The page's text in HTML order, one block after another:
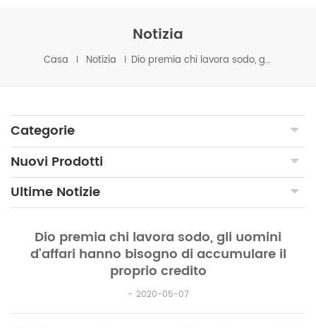
Notizia
Casa Notizia Dio premia chi lavora sodo, gli uomini d'affari hanno bisogno di accumulare il proprio credito
Categorie
Nuovi Prodotti
Ultime Notizie
Dio premia chi lavora sodo, gli uomini
d'affari hanno bisogno di accumulare il
proprio credito
2020-05-07